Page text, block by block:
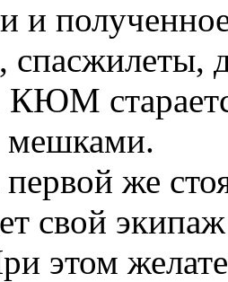
и
спасжилеты,
мешками.
же
свой
этом